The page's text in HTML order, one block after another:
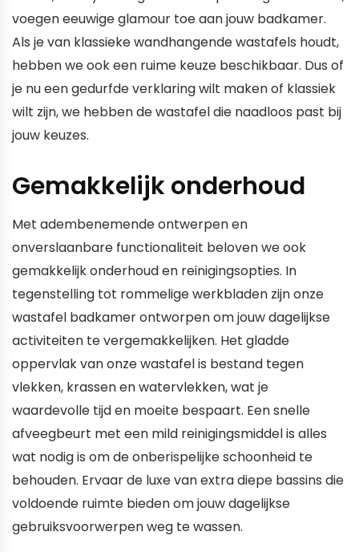
voegen eeuwige glamour toe aan jouw badkamer.
Als je van klassieke wandhangende wastafels houdt,
hebben we ook een ruime keuze beschikbaar. Dus of
je nu een gedurfde verklaring wilt maken of klassiek
wilt zijn, we hebben de wastafel die naadloos past bij
jouw keuzes.
Gemakkelijk onderhoud
Met adembenemende ontwerpen en
onverslaanbare functionaliteit beloven we ook
gemakkelijk onderhoud en reinigingsopties. In
tegenstelling tot rommelige werkbladen zijn onze
wastafel badkamer ontworpen om jouw dagelijkse
activiteiten te vergemakkelijken. Het gladde
oppervlak van onze wastafel is bestand tegen
vlekken, krassen en watervlekken, wat je
waardevolle tijd en moeite bespaart. Een snelle
afveegbeurt met een mild reinigingsmiddel is alles
wat nodig is om de onberispelijke schoonheid te
behouden. Ervaar de luxe van extra diepe bassins die
voldoende ruimte bieden om jouw dagelijkse
gebruiksvoorwerpen weg te wassen.